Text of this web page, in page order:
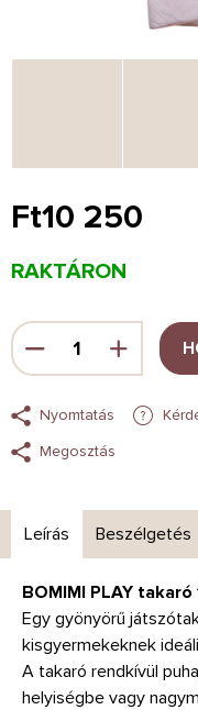
Ft10 250
Egységár:
RAKTÁRON
Nyomtatás
Megosztás
Leírás Beszélgetés
BOMIMI PLAY
Egy gyönyörű
kisgyermekeknek
A takaró rendkívül
helyiségbe vagy